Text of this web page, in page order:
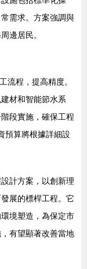
需求。方案強調與
邊居民。
流程，提高精度。
材和智能節水系
段實施，確保工程
預算將根據詳細設
計方案，以創新理
展的標桿工程。它
境塑造，為保定市
有望顯著改善當地